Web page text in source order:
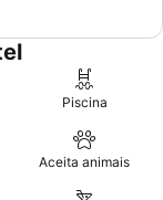
Piscina
Aceita animais